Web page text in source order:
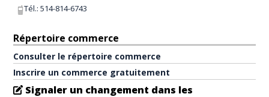
Tél.:514-814-6743
Répertoire commerce
Consulter le répertoire commerce
Inscrire un commerce gratuitement
Signaler un changement dans les